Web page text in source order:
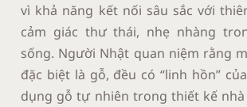
vì khả năng kết nối sâu sắc với
cảm giác thư thái, nhẹ nhàng
sống. Người Nhật quan niệm rằng
đặc biệt là gỗ, đều có “linh hồn”
dụng gỗ tự nhiên trong thiết kế